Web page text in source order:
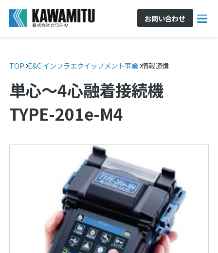
お問い合わせ
TOP E&C インフラエクイップメント事業 情報通信
単心～4心融着接続機
TYPE-201e-M4